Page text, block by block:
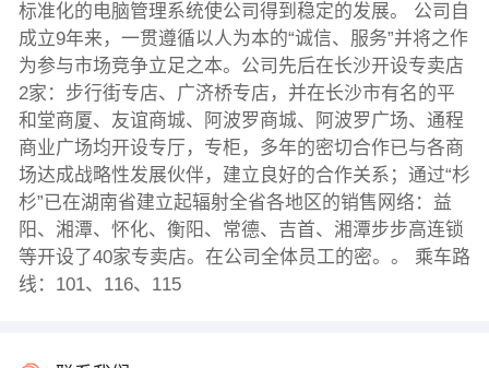
标准化的电脑管理系统使公司得到稳定的发展。 公司自
成立9年来，一贯遵循以人为本的“诚信、服务”并将之作
为参与市场竞争立足之本。公司先后在长沙开设专卖店
2家：步行街专店、广济桥专店，并在长沙市有名的平
和堂商厦、友谊商城、阿波罗商城、阿波罗广场、通程
商业广场均开设专厅，专柜，多年的密切合作已与各商
场达成战略性发展伙伴，建立良好的合作关系；通过“杉
杉”已在湖南省建立起辐射全省各地区的销售网络：益
阳、湘潭、怀化、衡阳、常德、吉首、湘潭步步高连锁
等开设了40家专卖店。在公司全体员工的密。。 乘车路
线：101、116、115